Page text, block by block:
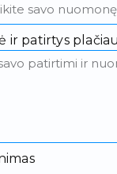
ir patirtys plačiau